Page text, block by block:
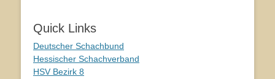
Quick Links
Deutscher Schachbund
Hessischer Schachverband
HSV Bezirk 8